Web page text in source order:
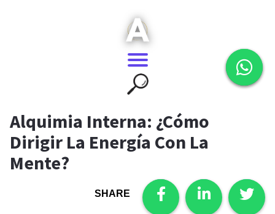
Alquimia Interna: ¿Cómo
Dirigir La Energía Con La
Mente?
SHARE